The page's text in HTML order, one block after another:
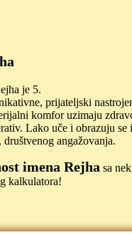
je 5.
prijateljski
komfor uzimaju
Lako uče i obrazuju se
angažovanja.
imena Rejha sa
kalkulatora!